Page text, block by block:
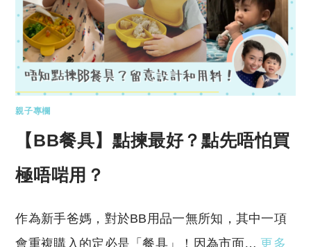
親子專欄
【BB餐具】點揀最好？點先唔怕買
極唔啱用？
作為新手爸媽，對於BB用品一無所知，其中一項
會重複購入的定必是「餐具」！因為市面… 更多